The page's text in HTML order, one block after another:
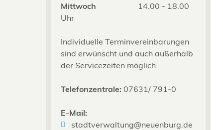
Mittwoch
14.00 - 18.00
Uhr
Individuelle Terminvereinbarungen
sind erwünscht und auch außerhalb
der Servicezeiten möglich.
Telefonzentrale: 07631/ 791-0
E-Mail:
stadtverwaltung@neuenburg.de